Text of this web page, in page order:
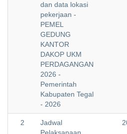
dan data lokasi
pekerjaan -
PEMEL
GEDUNG
KANTOR
DAKOP UKM
PERDAGANGAN
2026 -
Pemerintah
Kabupaten Tegal
- 2026
2
Jadwal